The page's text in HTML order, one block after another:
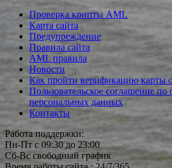
Проверка крипты AML
Карта сайта
Предупреждение
Правила сайта
AML правила
Новости
Как пройти верификацию карты
Пользовательское соглашение по
персональных данных
Контакты
Работа поддержки:
Пн-Пт с 09:30 до 23:00
Сб-Вс свободный график